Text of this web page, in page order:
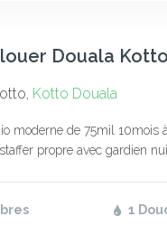
Douala Kotto
Kotto Douala
moderne de 75mil 10mois
propre avec gardien
1